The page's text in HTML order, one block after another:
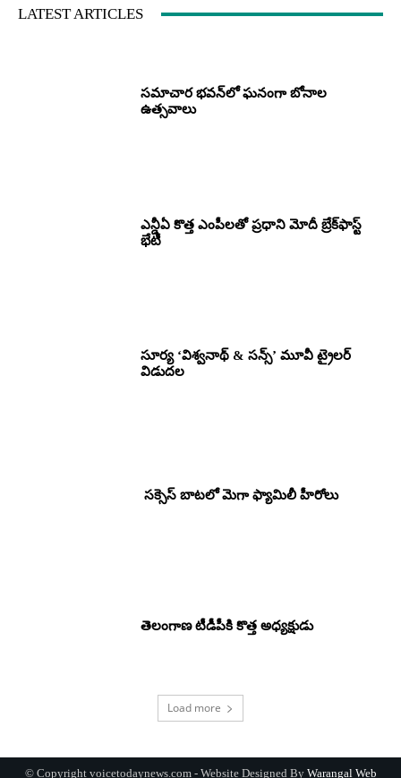
LATEST ARTICLES
సమాచార భవన్‌లో ఘనంగా బోనాల
ఉత్సవాలు
ఎన్డీఏ కొత్త ఎంపీలతో ప్రధాని మోదీ బ్రేక్‌ఫాస్ట్
భేటీ
సూర్య ‘విశ్వనాథ్ & సన్స్’ మూవీ ట్రైలర్
విడుదల
సక్సెస్ బాటలో మెగా ఫ్యామిలీ హీరోలు
తెలంగాణ టీడీపీకి కొత్త అధ్యక్షుడు
Load more
© Copyright voicetodaynews.com - Website Designed By Warangal Web